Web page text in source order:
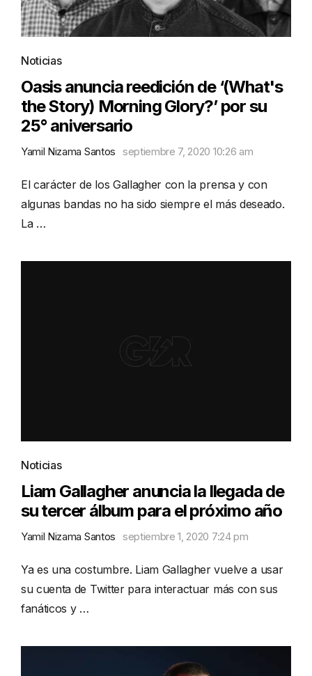
Noticias
Oasis anuncia reedición de ‘(What's
the Story) Morning Glory?’ por su
25° aniversario
Yamil Nizama Santos septiembre 7, 2020 10:26 am
El carácter de los Gallagher con la prensa y con
algunas bandas no ha sido siempre el más deseado.
La …
Noticias
Liam Gallagher anuncia la llegada de
su tercer álbum para el próximo año
Yamil Nizama Santos septiembre 1, 2020 7:24 pm
Ya es una costumbre. Liam Gallagher vuelve a usar
su cuenta de Twitter para interactuar más con sus
fanáticos y …